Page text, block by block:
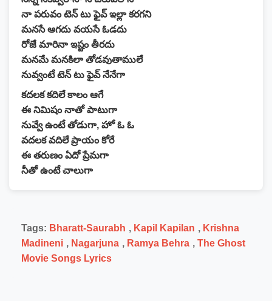
నా పరువం టెన్ టు ఫైవ్ ఇల్లా కరగని
మనసే ఆగదు వయసే ఓడదు
రోజే మారినా ఇష్టం తీరదు
మనమే మనకిలా తోడవుతాములే
నువ్వంటే టెన్ టు ఫైవ్ నేనేగా
కదలక కదిలే కాలం ఆగే
ఈ నిమిషం నాతో పాటుగా
నువ్వే ఉంటే తోడుగా, హో ఓ ఓ
వదలక వదిలే ప్రాయం కోరే
ఈ తరుణం ఏదో ప్రేమగా
నీతో ఉంటే చాలుగా
Tags: Bharatt-Saurabh , Kapil Kapilan , Krishna
Madineni , Nagarjuna , Ramya Behra , The Ghost
Movie Songs Lyrics